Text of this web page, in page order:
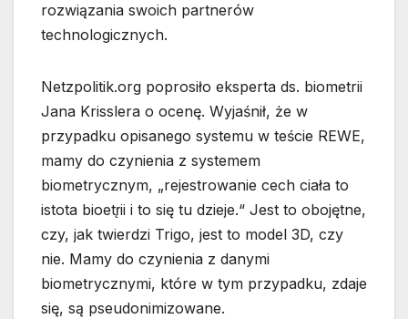
rozwiązania swoich partnerów
technologicznych.
Netzpolitik.org poprosiło eksperta ds. biometrii
Jana Krisslera o ocenę. Wyjaśnił, że w
przypadku opisanego systemu w teście REWE,
mamy do czynienia z systemem
biometrycznym, „rejestrowanie cech ciała to
istota bioetr̨ii i to się tu dzieje.“ Jest to obojętne,
czy, jak twierdzi Trigo, jest to model 3D, czy
nie. Mamy do czynienia z danymi
biometrycznymi, które w tym przypadku, zdaje
się, są pseudonimizowane.